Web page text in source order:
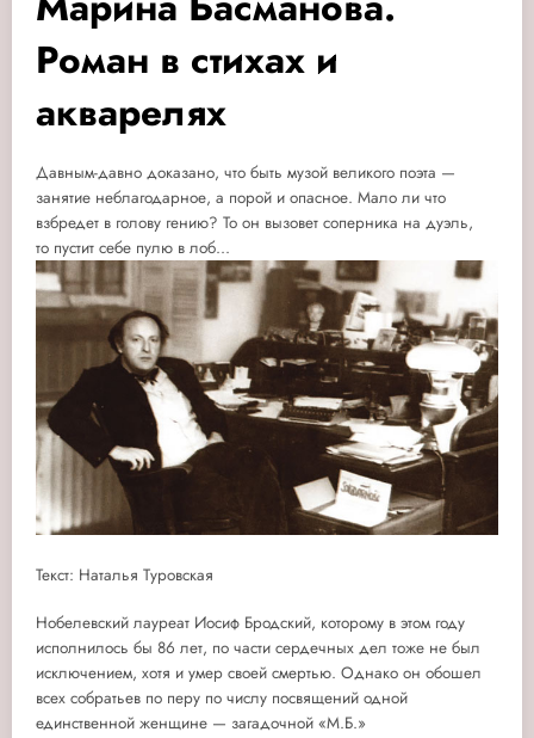
Роман в стихах и
акварелях
Давным-давно доказано, что быть музой великого поэта —
занятие неблагодарное, а порой и опасное. Мало ли что
взбредет в голову гению? То он вызовет соперника на дуэль,
то пустит себе пулю в лоб...
Текст: Наталья Туровская
Нобелевский лауреат Иосиф Бродский, которому в этом году
исполнилось бы 86 лет, по части сердечных дел тоже не был
исключением, хотя и умер своей смертью. Однако он обошел
всех собратьев по перу по числу посвящений одной
единственной женщине — загадочной «М.Б.»